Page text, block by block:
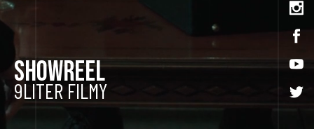
SHOWREEL
9LITER FILMY